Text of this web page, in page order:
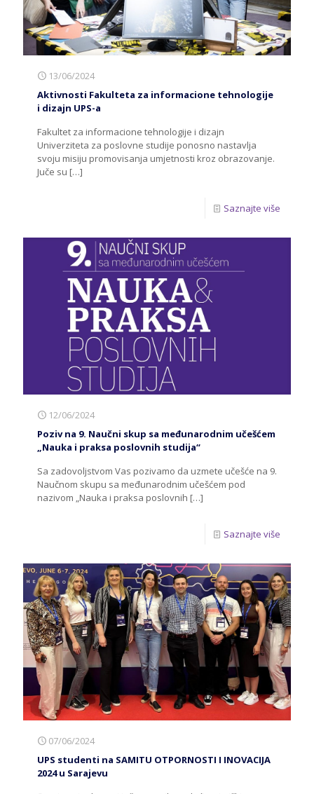
13/06/2024
Aktivnosti Fakulteta za informacione tehnologije
i dizajn UPS-a
Fakultet za informacione tehnologije i dizajn
Univerziteta za poslovne studije ponosno nastavlja
svoju misiju promovisanja umjetnosti kroz obrazovanje.
Juče su […]
Saznajte više
12/06/2024
Poziv na 9. Naučni skup sa međunarodnim učešćem
„Nauka i praksa poslovnih studija“
Sa zadovoljstvom Vas pozivamo da uzmete učešće na 9.
Naučnom skupu sa međunarodnim učešćem pod
nazivom „Nauka i praksa poslovnih […]
Saznajte više
07/06/2024
UPS studenti na SAMITU OTPORNOSTI I INOVACIJA
2024 u Sarajevu